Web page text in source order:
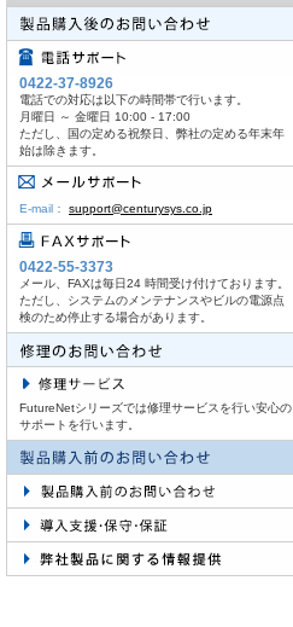
0422-37-8926
電話での対応は以下の時間帯で行います。
月曜日 ～ 金曜日 10:00 - 17:00
ただし、国の定める祝祭日、弊社の定める年末年
始は除きます。
E-mail： support@centurysys.co.jp
0422-55-3373
メール、FAXは毎日24 時間受け付けております。
ただし、システムのメンテナンスやビルの電源点
検のため停止する場合があります。
FutureNetシリーズでは修理サービスを行い安心の
サポートを行います。